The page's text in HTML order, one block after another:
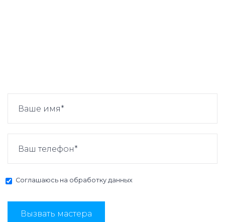
Соглашаюсь на обработку данных
Вызвать мастера